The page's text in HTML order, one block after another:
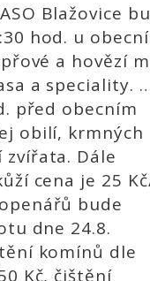
Blažovice
hod. u
a hovězí
a speciality.
před obecním
obilí, krmných
Dále
cena je 25
bude
dne 24.8.
komínů dle
Kč, čištění